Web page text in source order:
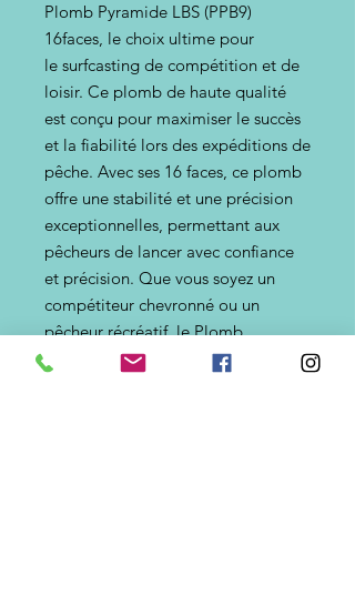
Plomb Pyramide LBS (PPB9)
16faces, le choix ultime pour
le surfcasting de compétition et de
loisir. Ce plomb de haute qualité
est conçu pour maximiser le succès
et la fiabilité lors des expéditions de
pêche. Avec ses 16 faces, ce plomb
offre une stabilité et une précision
exceptionnelles, permettant aux
pêcheurs de lancer avec confiance
et précision. Que vous soyez un
compétiteur chevronné ou un
pêcheur récréatif, le Plomb
Pyramide est le choix idéal pour